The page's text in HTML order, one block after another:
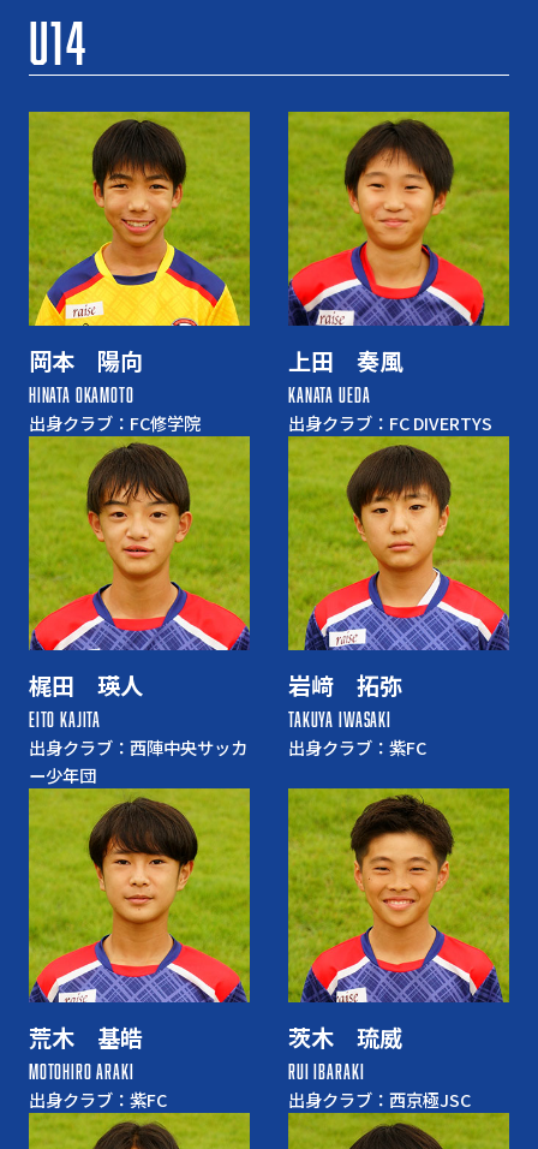
U14
岡本 陽向
HINATA OKAMOTO
出身クラブ：FC修学院
上田 奏風
KANATA UEDA
出身クラブ：FC DIVERTYS
梶田 瑛人
EITO KAJITA
出身クラブ：西陣中央サッカ
ー少年団
岩﨑 拓弥
TAKUYA IWASAKI
出身クラブ：紫FC
荒木 基皓
MOTOHIRO ARAKI
出身クラブ：紫FC
茨木 琉威
RUI IBARAKI
出身クラブ：西京極JSC